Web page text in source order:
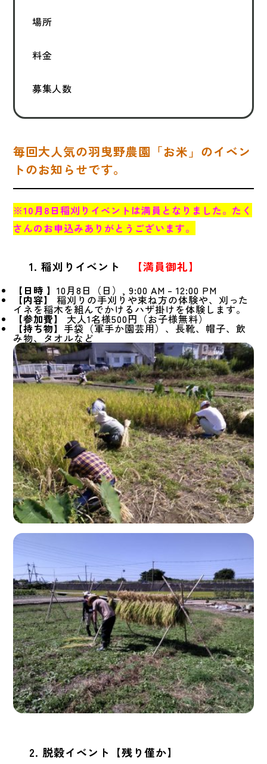
場所
料金
募集人数
毎回大人気の羽曳野農園「お米」のイベン
トのお知らせです。
※10月8日稲刈りイベントは満員となりました。たく
さんのお申込みありがとうございます。
1. 稲刈りイベント 【満員御礼】
【日時 】10月8日（日）, 9:00 AM – 12:00 PM
【内容】 稲刈りの手刈りや束ね方の体験や、刈った
イネを稲木を組んでかけるハザ掛けを体験します。
【参加費】 大人1名様500円（お子様無料）
【持ち物】 手袋（軍手か園芸用）、長靴、帽子、飲
み物、タオルなど
2. 脱穀イベント【残り僅か】